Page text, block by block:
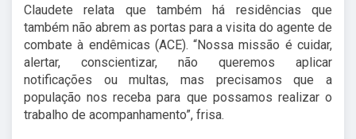
Claudete relata que também há residências que
também não abrem as portas para a visita do agente de
combate à endêmicas (ACE). “Nossa missão é cuidar,
alertar, conscientizar, não queremos aplicar
notificações ou multas, mas precisamos que a
população nos receba para que possamos realizar o
trabalho de acompanhamento”, frisa.